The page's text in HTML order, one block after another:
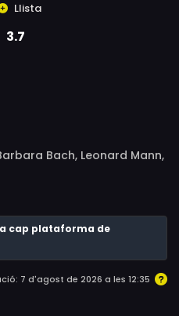
Llista
3.7
Bach, Leonard Mann,
Massimo Serato, Marco
Fornari, José Quaglio,
Larry Dolgin, Hal
cap plataforma de
7 d'agost de 2026 a les 12:35